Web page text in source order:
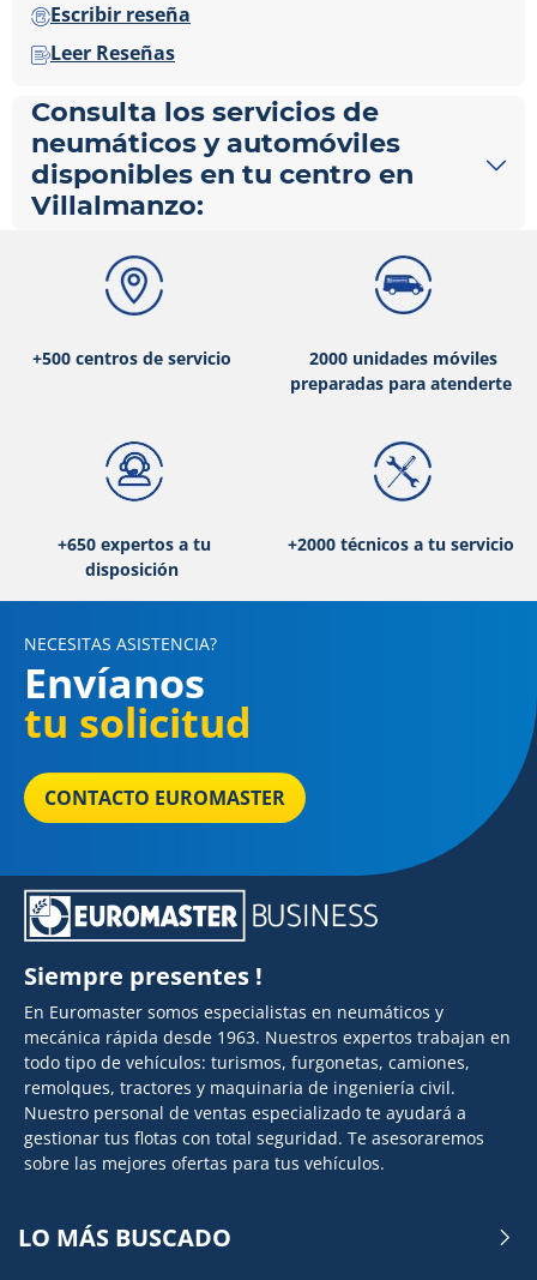
Escribir reseña
Leer Reseñas
Consulta los servicios de
neumáticos y automóviles
disponibles en tu centro en
Villalmanzo:
+500 centros de servicio
2000 unidades móviles
preparadas para atenderte
+650 expertos a tu
disposición
+2000 técnicos a tu servicio
NECESITAS ASISTENCIA?
Envíanos
tu solicitud
CONTACTO EUROMASTER
Siempre presentes !
En Euromaster somos especialistas en neumáticos y
mecánica rápida desde 1963. Nuestros expertos trabajan en
todo tipo de vehículos: turismos, furgonetas, camiones,
remolques, tractores y maquinaria de ingeniería civil.
Nuestro personal de ventas especializado te ayudará a
gestionar tus flotas con total seguridad. Te asesoraremos
sobre las mejores ofertas para tus vehículos.
LO MÁS BUSCADO